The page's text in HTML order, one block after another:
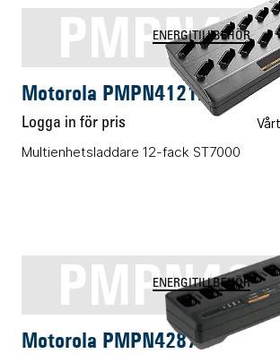
ENERGITILLBEHÖR
Motorola PMPN4121A
Logga in för pris
Multienhetsladdare 12-fack ST7000
ENERGITILLBEHÖR
Motorola PMPN4287A